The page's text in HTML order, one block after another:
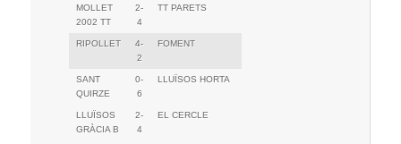
MOLLET
2002 TT
2-
4
TT PARETS
RIPOLLET
4-
2
FOMENT
SANT
QUIRZE
0-
6
LLUÏSOS HORTA
LLUÏSOS
GRÀCIA B
2-
4
EL CERCLE